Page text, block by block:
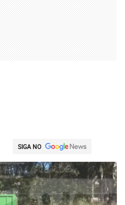
SIGA NO